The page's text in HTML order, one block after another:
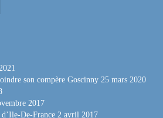
son compère Goscinny 25 mars 2020
2017
De-France 2 avril 2017